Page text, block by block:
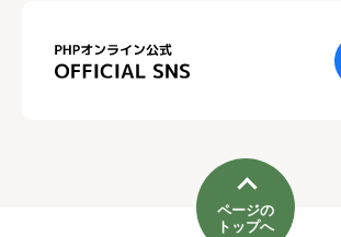
ページの
トップへ